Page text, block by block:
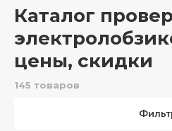
Каталог
цены, скидки
145 товаров